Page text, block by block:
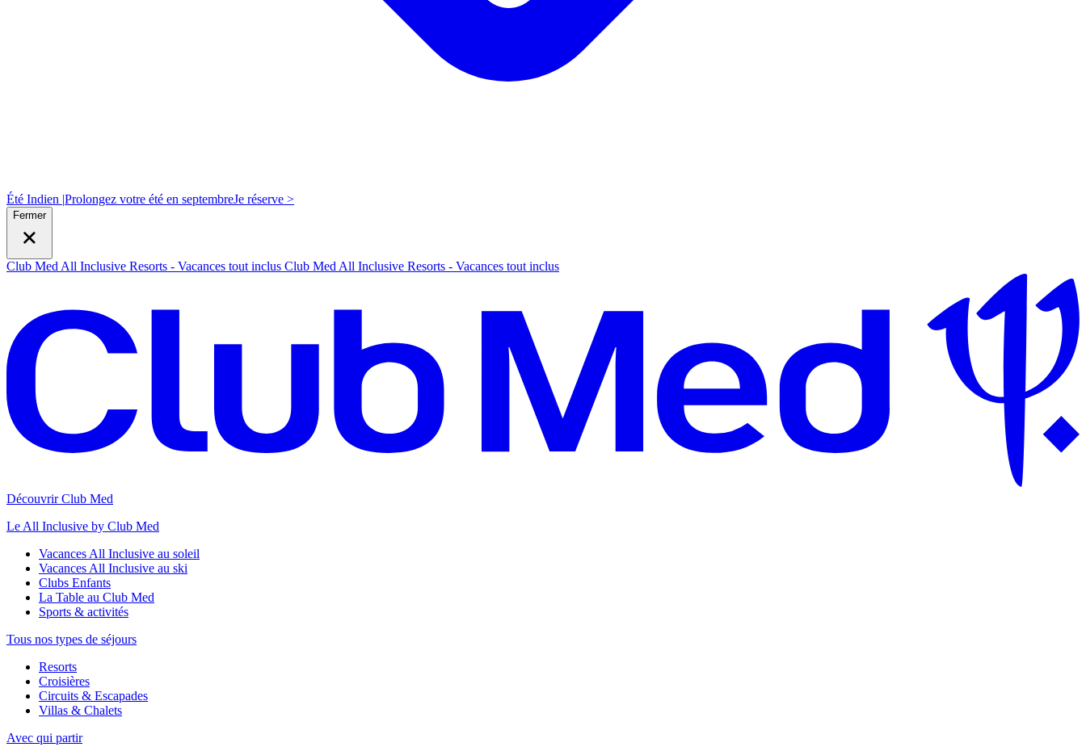
Été Indien |Prolongez votre été en septembreJe réserve >
Fermer
Club Med All Inclusive Resorts - Vacances tout inclus Club Med All Inclusive Resorts - Vacances tout inclus
Découvrir Club Med
Le All Inclusive by Club Med
Vacances All Inclusive au soleil
Vacances All Inclusive au ski
Clubs Enfants
La Table au Club Med
Sports & activités
Tous nos types de séjours
Resorts
Croisières
Circuits & Escapades
Villas & Chalets
Avec qui partir